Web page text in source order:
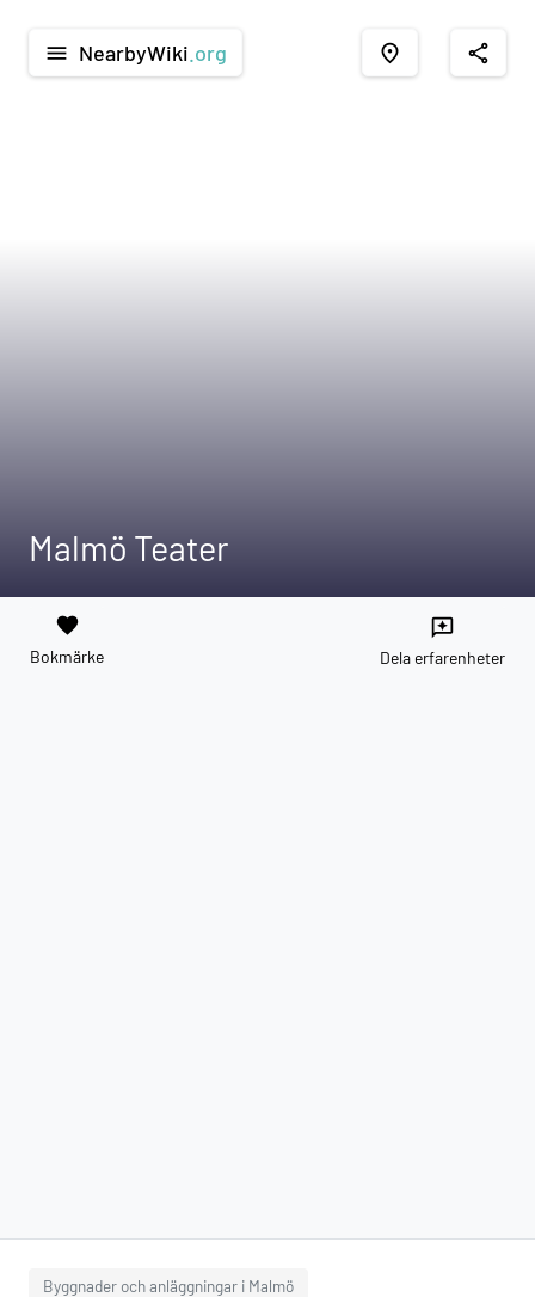
menu NearbyWiki .org place share
Malmö Teater
favorite
Bokmärke
reviews
Dela erfarenheter
Byggnader och anläggningar i Malmö